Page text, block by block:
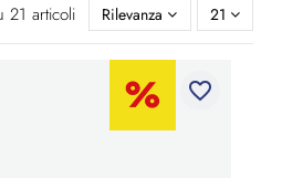
21 articoli Rilevanza 21
favorite_border